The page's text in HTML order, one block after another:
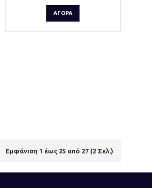
ΑΓΟΡΆ
Εμφάνιση 1 έως 25 από 27 (2 Σελ.)